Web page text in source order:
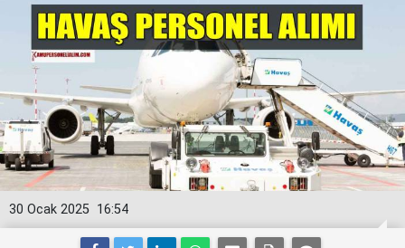
16:54
30 Ocak 2025